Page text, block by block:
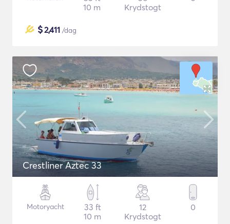
10 m
Krydstogt
$2,411 /dag
Crestliner Aztec 33
Motoryacht
33 ft
10 m
12
Krydstogt
0